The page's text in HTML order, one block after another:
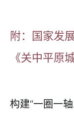
附：国家发
《关中平原
构建“一圈一